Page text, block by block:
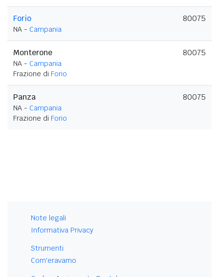
Forio
NA - Campania
80075
Monterone
NA - Campania
Frazione di Forio
80075
Panza
NA - Campania
Frazione di Forio
80075
Note legali
Informativa Privacy
Strumenti
Com'eravamo